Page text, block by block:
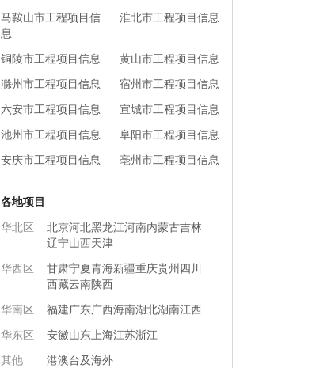
马鞍山市工程项目信
息
淮北市工程项目信息
铜陵市工程项目信息
黄山市工程项目信息
滁州市工程项目信息
宿州市工程项目信息
六安市工程项目信息
宣城市工程项目信息
池州市工程项目信息
阜阳市工程项目信息
安庆市工程项目信息
亳州市工程项目信息
各地项目
华北区
北京河北黑龙江河南内蒙古吉林
辽宁山西天津
华西区
甘肃宁夏青海新疆重庆贵州四川
西藏云南陕西
华南区
福建广东广西海南湖北湖南江西
华东区
安徽山东上海江苏浙江
其他
港澳台及海外